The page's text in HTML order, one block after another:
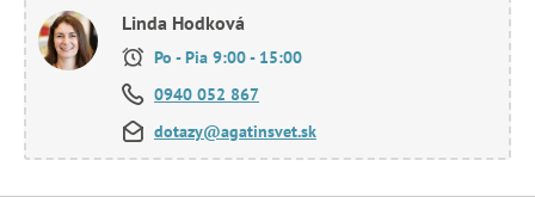
Linda Hodková
Po - Pia 9:00 - 15:00
0940 052 867
dotazy@agatinsvet.sk